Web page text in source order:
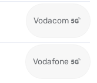
Vodacom
Vodafone